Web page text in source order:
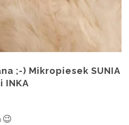
;-) Mikropiesek SUNIA
INKA
😉